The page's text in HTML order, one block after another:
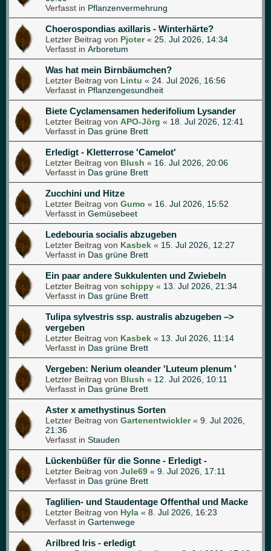
Verfasst in Pflanzenvermehrung
Choerospondias axillaris - Winterhärte?
Letzter Beitrag von Pjoter« 25. Jul 2026, 14:34
Verfasst in Arboretum
Was hat mein Birnbäumchen?
Letzter Beitrag von Lintu « 24. Jul 2026, 16:56
Verfasst in Pflanzengesundheit
Biete Cyclamensamen hederifolium Lysander
Letzter Beitrag von APO-Jörg « 18. Jul 2026, 12:41
Verfasst in Das grüne Brett
Erledigt - Kletterrose 'Camelot'
Letzter Beitrag von Blush « 16. Jul 2026, 20:06
Verfasst in Das grüne Brett
Zucchini und Hitze
Letzter Beitrag von Gumo « 16. Jul 2026, 15:52
Verfasst in Gemüsebeet
Ledebouria socialis abzugeben
Letzter Beitrag von Kasbek « 15. Jul 2026, 12:27
Verfasst in Das grüne Brett
Ein paar andere Sukkulenten und Zwiebeln
Letzter Beitrag von schippy « 13. Jul 2026, 21:34
Verfasst in Das grüne Brett
Tulipa sylvestris ssp. australis abzugeben –>
vergeben
Letzter Beitrag von Kasbek « 13. Jul 2026, 11:14
Verfasst in Das grüne Brett
Vergeben: Nerium oleander 'Luteum plenum '
Letzter Beitrag von Blush « 12. Jul 2026, 10:11
Verfasst in Das grüne Brett
Aster x amethystinus Sorten
Letzter Beitrag von Gartenentwickler« 9. Jul 2026,
21:36
Verfasst in Stauden
Lückenbüßer für die Sonne - Erledigt -
Letzter Beitrag von Jule69 « 9. Jul 2026, 17:11
Verfasst in Das grüne Brett
Taglilien- und Staudentage Offenthal und Macke
Letzter Beitrag von Hyla « 8. Jul 2026, 16:23
Verfasst in Gartenwege
Arilbred Iris - erledigt